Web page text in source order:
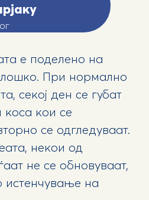
е поделено на
При нормално
секој ден се губат
кои се
се одгледуваат.
некои од
не се обновуваат,
истенчување на